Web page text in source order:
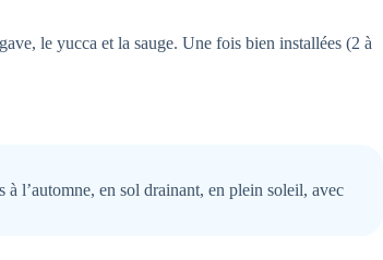
le yucca et la sauge. Une fois bien installées (2 à
à l’automne, en sol drainant, en plein soleil, avec